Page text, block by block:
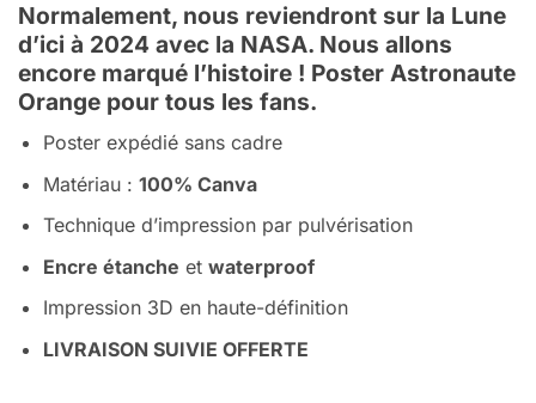
Normalement, nous reviendront sur la Lune
d’ici à 2024 avec la NASA. Nous allons
encore marqué l’histoire ! Poster Astronaute
Orange pour tous les fans.
Poster expédié sans cadre
Matériau : 100% Canva
Technique d’impression par pulvérisation
Encre étanche et waterproof
Impression 3D en haute-définition
LIVRAISON SUIVIE OFFERTE